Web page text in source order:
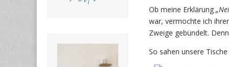
Ob meine Erklärung
war, vermochte ich
Zweige gebündelt.
So sahen unsere